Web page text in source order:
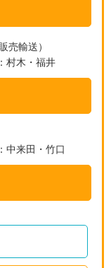
売輸送）
村木・福井
中来田・竹口